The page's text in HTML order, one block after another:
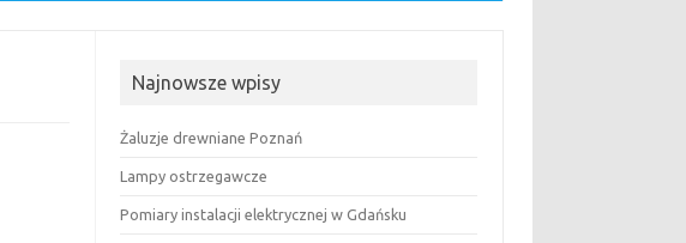
Najnowsze wpisy
Żaluzje drewniane Poznań
Lampy ostrzegawcze
Pomiary instalacji elektrycznej w Gdańsku